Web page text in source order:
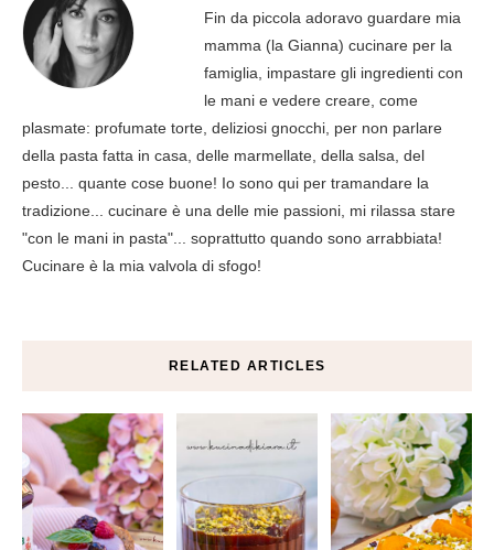
Fin da piccola adoravo guardare mia
mamma (la Gianna) cucinare per la
famiglia, impastare gli ingredienti con
le mani e vedere creare, come
plasmate: profumate torte, deliziosi gnocchi, per non parlare
della pasta fatta in casa, delle marmellate, della salsa, del
pesto... quante cose buone! Io sono qui per tramandare la
tradizione... cucinare è una delle mie passioni, mi rilassa stare
"con le mani in pasta"... soprattutto quando sono arrabbiata!
Cucinare è la mia valvola di sfogo!
RELATED ARTICLES